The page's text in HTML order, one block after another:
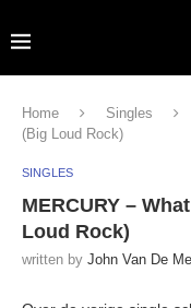
Home Singles
(Big Loud Rock)
SINGLES
MERCURY –
Loud Rock)
written by John Van De